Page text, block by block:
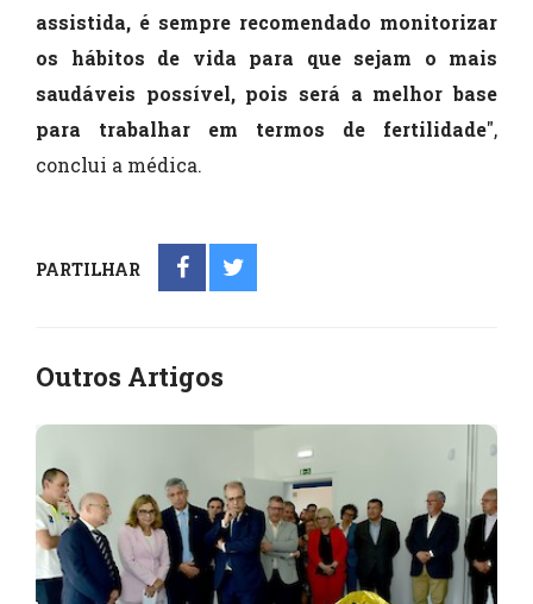
assistida, é sempre recomendado monitorizar
os hábitos de vida para que sejam o mais
saudáveis possível, pois será a melhor base
para trabalhar em termos de fertilidade",
conclui a médica.
PARTILHAR
Outros Artigos